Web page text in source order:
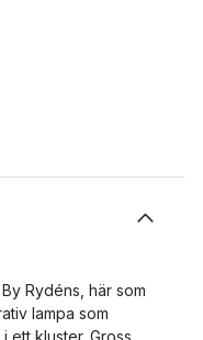
Rydéns, här som
lampa som
ett kluster. Gross